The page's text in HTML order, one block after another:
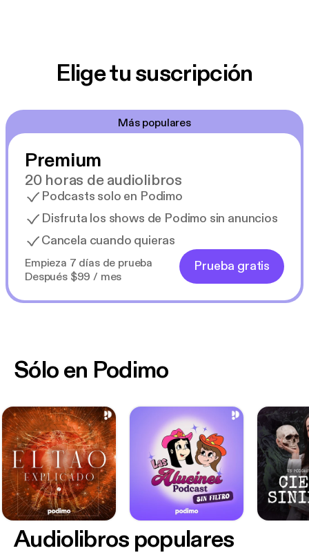
Elige tu suscripción
Más populares
Premium
20 horas de audiolibros
Podcasts solo en Podimo
Disfruta los shows de Podimo sin anuncios
Cancela cuando quieras
Empieza 7 días de prueba
Después $99 / mes
Prueba gratis
Sólo en Podimo
Audiolibros populares